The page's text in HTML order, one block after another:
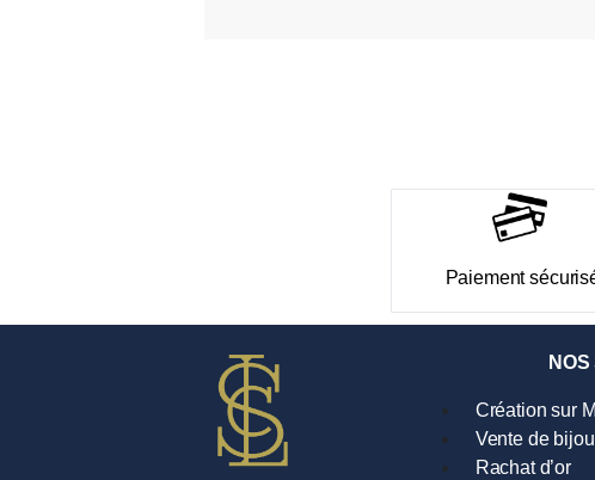
Paiement
Création sur
Vente de
Rachat d’or